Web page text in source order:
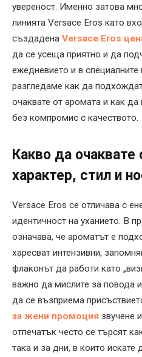
увереност. Именно затова
линията Versace Eros като
създадена Versace Eros
да се усеща приятно и да
ежедневието и в
разгледаме как да
очаквате от аромата и как
без компромис с качеството.
Какво да очаквате
характер, стил и
Versace Eros се отличава с
идентичност на уханието. В
означава, че ароматът е
харесват интензивни,
флаконът да работи като
важно да мислите за повода
да се възприема
за жени промоция звучене
отпечатък често се търсят
така и за дни, в които искате